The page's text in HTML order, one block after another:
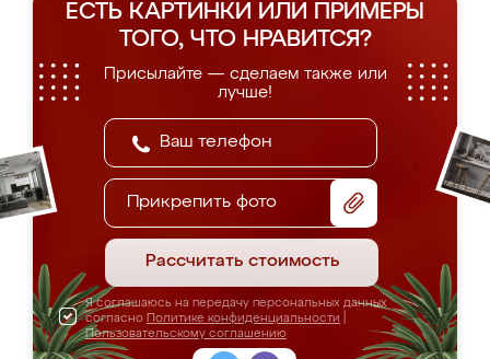
ЕСТЬ КАРТИНКИ ИЛИ ПРИМЕРЫ
ТОГО, ЧТО НРАВИТСЯ?
Присылайте — сделаем также или
лучше!
Прикрепить фото
Рассчитать стоимость
Я соглашаюсь на передачу персональных данных
согласно Политике конфиденциальности
Пользовательскому соглашению